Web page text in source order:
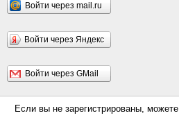
Войти через mail.ru
Войти через Яндекс
Войти через GMail
Если вы не зарегистрированы, можете